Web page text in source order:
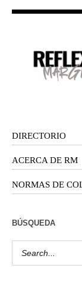
DIRECTORIO
ACERCA DE RM
NORMAS DE
BÚSQUEDA